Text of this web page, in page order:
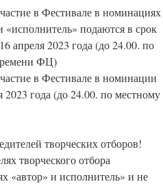
в Фестивале в номинациях
«исполнитель» подаются в срок
апреля 2023 года (до 24.00. по
ФЦ)
в Фестивале в номинации
года (до 24.00. по местному
творческих отборов!
творческого отбора
«автор» и исполнитель» и не